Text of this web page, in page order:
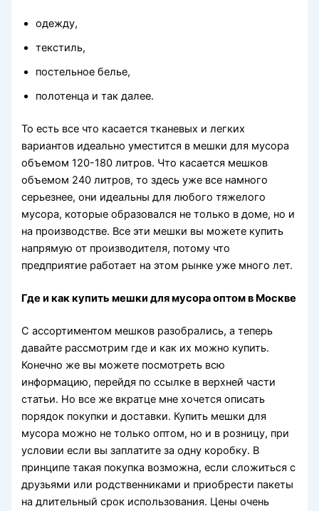
одежду,
текстиль,
постельное белье,
полотенца и так далее.
То есть все что касается тканевых и легких
вариантов идеально уместится в мешки для мусора
объемом 120-180 литров. Что касается мешков
объемом 240 литров, то здесь уже все намного
серьезнее, они идеальны для любого тяжелого
мусора, которые образовался не только в доме, но и
на производстве. Все эти мешки вы можете купить
напрямую от производителя, потому что
предприятие работает на этом рынке уже много лет.
Где и как купить мешки для мусора оптом в Москве
С ассортиментом мешков разобрались, а теперь
давайте рассмотрим где и как их можно купить.
Конечно же вы можете посмотреть всю
информацию, перейдя по ссылке в верхней части
статьи. Но все же вкратце мне хочется описать
порядок покупки и доставки. Купить мешки для
мусора можно не только оптом, но и в розницу, при
условии если вы заплатите за одну коробку. В
принципе такая покупка возможна, если сложиться с
друзьями или родственниками и приобрести пакеты
на длительный срок использования. Цены очень